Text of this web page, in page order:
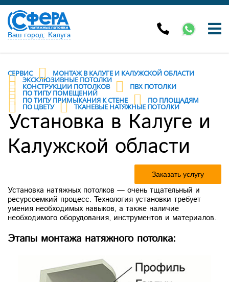
Ваш город: Калуга
СЕРВИС МОНТАЖ В КАЛУГЕ И КАЛУЖСКОЙ ОБЛАСТИ
ЭКСКЛЮЗИВНЫЕ ПОТОЛКИ
КОНСТРУКЦИИ ПОТОЛКОВ ПВХ ПОТОЛКИ
ПО ТИПУ ПОМЕЩЕНИЙ
ПО ТИПУ ПРИМЫКАНИЯ К СТЕНЕ ПО ПЛОЩАДЯМ
ПО ЦВЕТУ ТКАНЕВЫЕ НАТЯЖНЫЕ ПОТОЛКИ
Установка в Калуге и
Калужской области
Заказать услугу
Установка натяжных потолков — очень тщательный и
ресурсоемкий процесс. Технология установки требует
умения необходимых навыков, а также наличие
необходимого оборудования, инструментов и материалов.
Этапы монтажа натяжного потолка: